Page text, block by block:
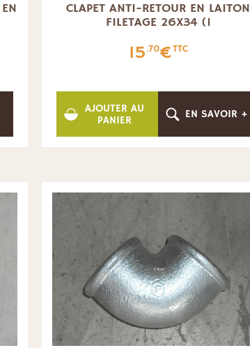
CLAPET ANTI-RETOUR EN LAITON
FILETAGE 26X34 (1
15.70€TTC
AJOUTER AU
PANIER
EN SAVOIR +